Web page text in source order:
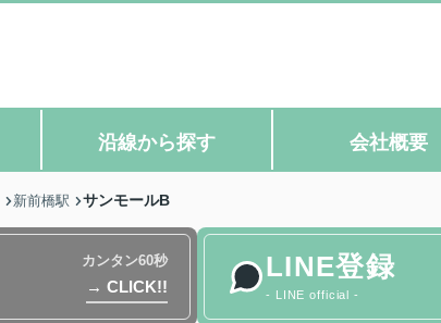
沿線から探す 会社概要
新前橋駅 サンモールB
カンタン60秒
→ CLICK!!
LINE登録
- LINE official -